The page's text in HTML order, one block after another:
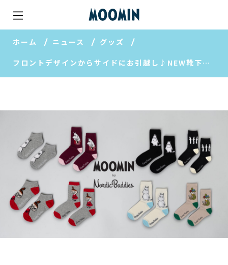
ホーム ニュース グッズ
フロントデザインからサイドにお引越し♪NEW靴下のご紹介♪